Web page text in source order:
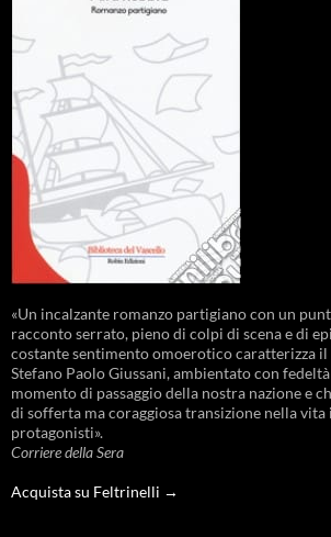
«Un incalzante romanzo partigiano con un
racconto serrato, pieno di colpi di scena e di
costante sentimento omoerotico caratterizza
Stefano Paolo Giussani, ambientato con
momento di passaggio della nostra nazione e
di sofferta ma coraggiosa transizione nella
protagonisti».
Corriere della Sera
Acquista su Feltrinelli →